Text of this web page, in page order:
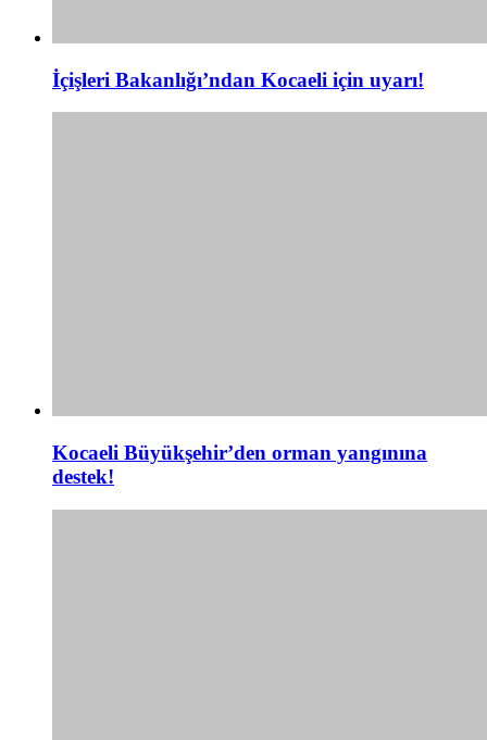
İçişleri Bakanlığı’ndan Kocaeli için uyarı!
Kocaeli Büyükşehir’den orman yangınına
destek!